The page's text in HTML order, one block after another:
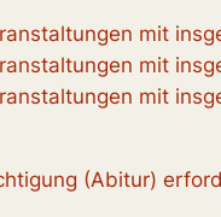
mit
mit
mit
(Abitur)